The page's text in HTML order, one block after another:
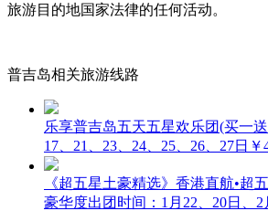
旅游目的地国家法律的任何活动。
普吉岛相关旅游线路
乐享普吉岛五天五星欢乐团(买一
17、21、23、24、25、26、27日 ￥
《超五星土豪精选》香港直航•超
豪华度出团时间：1月22、20日、2